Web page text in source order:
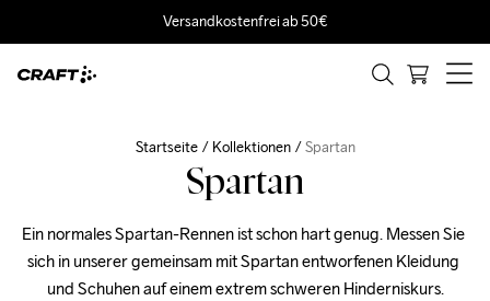
Versandkostenfrei ab 50€
Startseite Kollektionen Spartan
Spartan
Ein normales Spartan-Rennen ist schon hart genug. Messen Sie
sich in unserer gemeinsam mit Spartan entworfenen Kleidung
und Schuhen auf einem extrem schweren Hinderniskurs.